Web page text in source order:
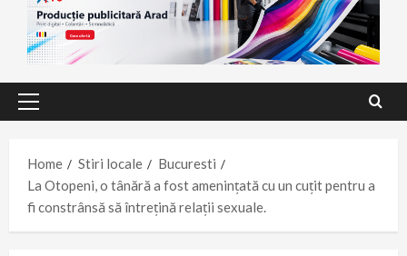
Primary
Home
Stiri locale
Bucuresti
La Otopeni, o tânără a fost amenințată cu un cuțit pentru a
fi constrânsă să întrețină relații sexuale.